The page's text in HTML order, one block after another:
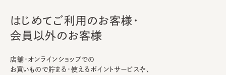
はじめてご利用のお客様・
会員以外のお客様
店舗・オンラインショップでの
お買いもので貯まる・使えるポイントサービスや、